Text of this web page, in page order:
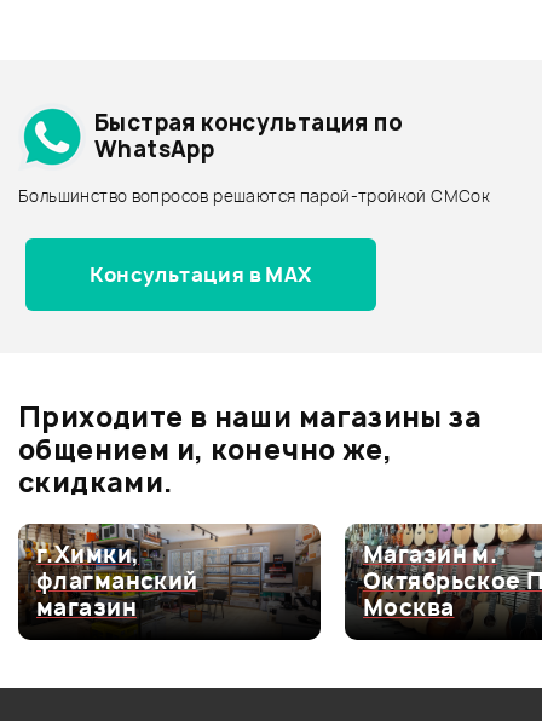
0.0
Оценка5
0
Оценка4
0
Оценка3
0
Архив товаров - дешевле
Архив товаров - дороже
Все товары YAMAHA
Архив товаров - новинки
Быстрая консультация по
WhatsApp
Большинство вопросов решаются парой-тройкой СМСок
Консультация в MAX
Приходите в наши магазины за
общением и, конечно же,
скидками.
г.Химки,
флагманский
магазин
Магазин м.
Октябрьское
Москва